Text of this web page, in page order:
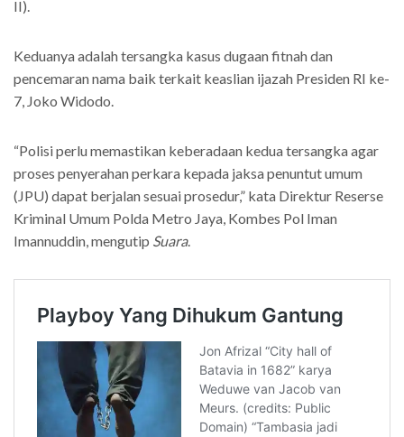
II).
Keduanya adalah tersangka kasus dugaan fitnah dan
pencemaran nama baik terkait keaslian ijazah Presiden RI ke-
7, Joko Widodo.
“Polisi perlu memastikan keberadaan kedua tersangka agar
proses penyerahan perkara kepada jaksa penuntut umum
(JPU) dapat berjalan sesuai prosedur,” kata Direktur Reserse
Kriminal Umum Polda Metro Jaya, Kombes Pol Iman
Imannuddin, mengutip Suara.